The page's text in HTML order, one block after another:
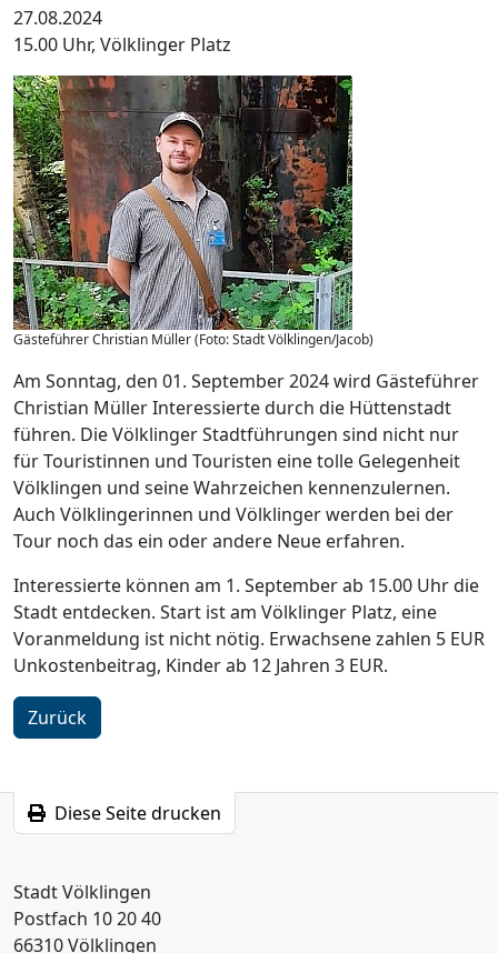
27.08.2024
15.00 Uhr, Völklinger Platz
Gästeführer Christian Müller (Foto: Stadt Völklingen/Jacob)
Am Sonntag, den 01. September 2024 wird Gästeführer
Christian Müller Interessierte durch die Hüttenstadt
führen. Die Völklinger Stadtführungen sind nicht nur
für Touristinnen und Touristen eine tolle Gelegenheit
Völklingen und seine Wahrzeichen kennenzulernen.
Auch Völklingerinnen und Völklinger werden bei der
Tour noch das ein oder andere Neue erfahren.
Interessierte können am 1. September ab 15.00 Uhr die
Stadt entdecken. Start ist am Völklinger Platz, eine
Voranmeldung ist nicht nötig. Erwachsene zahlen 5 EUR
Unkostenbeitrag, Kinder ab 12 Jahren 3 EUR.
Zurück
Diese Seite drucken
Stadt Völklingen
Postfach 10 20 40
66310 Völklingen